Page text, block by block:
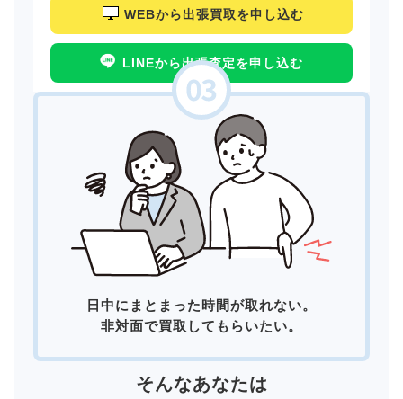
WEBから出張買取を申し込む
LINEから出張査定を申し込む
日中にまとまった時間が取れない。
非対面で買取してもらいたい。
そんなあなたは